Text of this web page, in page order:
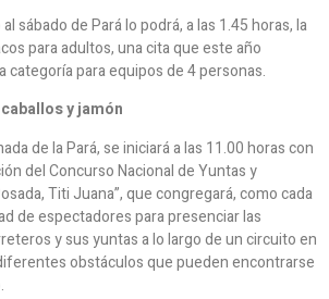
sábado de Pará lo podrá, a las 1.45 horas, la
para adultos, una cita que este año
categoría para equipos de 4 personas.
y jamón
de la Pará, se iniciará a las 11.00 horas con
del Concurso Nacional de Yuntas y
Titi Juana”, que congregará, como cada
de espectadores para presenciar las
y sus yuntas a lo largo de un circuito en
obstáculos que pueden encontrarse